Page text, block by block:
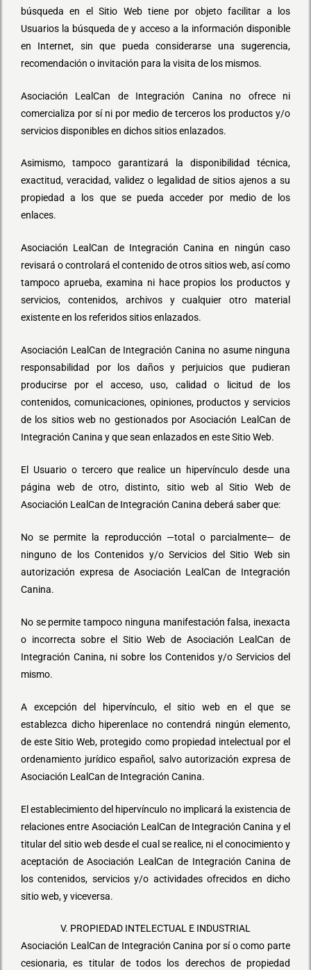
búsqueda en el Sitio Web tiene por objeto facilitar a los
Usuarios la búsqueda de y acceso a la información disponible
en Internet, sin que pueda considerarse una sugerencia,
recomendación o invitación para la visita de los mismos.
Asociación LealCan de Integración Canina no ofrece ni
comercializa por sí ni por medio de terceros los productos y/o
servicios disponibles en dichos sitios enlazados.
Asimismo, tampoco garantizará la disponibilidad técnica,
exactitud, veracidad, validez o legalidad de sitios ajenos a su
propiedad a los que se pueda acceder por medio de los
enlaces.
Asociación LealCan de Integración Canina en ningún caso
revisará o controlará el contenido de otros sitios web, así como
tampoco aprueba, examina ni hace propios los productos y
servicios, contenidos, archivos y cualquier otro material
existente en los referidos sitios enlazados.
Asociación LealCan de Integración Canina no asume ninguna
responsabilidad por los daños y perjuicios que pudieran
producirse por el acceso, uso, calidad o licitud de los
contenidos, comunicaciones, opiniones, productos y servicios
de los sitios web no gestionados por Asociación LealCan de
Integración Canina y que sean enlazados en este Sitio Web.
El Usuario o tercero que realice un hipervínculo desde una
página web de otro, distinto, sitio web al Sitio Web de
Asociación LealCan de Integración Canina deberá saber que:
No se permite la reproducción —total o parcialmente— de
ninguno de los Contenidos y/o Servicios del Sitio Web sin
autorización expresa de Asociación LealCan de Integración
Canina.
No se permite tampoco ninguna manifestación falsa, inexacta
o incorrecta sobre el Sitio Web de Asociación LealCan de
Integración Canina, ni sobre los Contenidos y/o Servicios del
mismo.
A excepción del hipervínculo, el sitio web en el que se
establezca dicho hiperenlace no contendrá ningún elemento,
de este Sitio Web, protegido como propiedad intelectual por el
ordenamiento jurídico español, salvo autorización expresa de
Asociación LealCan de Integración Canina.
El establecimiento del hipervínculo no implicará la existencia de
relaciones entre Asociación LealCan de Integración Canina y el
titular del sitio web desde el cual se realice, ni el conocimiento y
aceptación de Asociación LealCan de Integración Canina de
los contenidos, servicios y/o actividades ofrecidos en dicho
sitio web, y viceversa.
V. PROPIEDAD INTELECTUAL E INDUSTRIAL
Asociación LealCan de Integración Canina por sí o como parte
cesionaria, es titular de todos los derechos de propiedad